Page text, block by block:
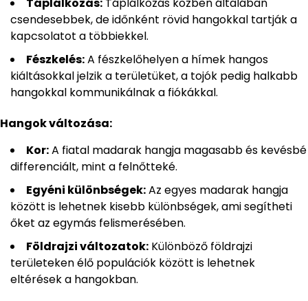
csendesebbek, de időnként rövid hangokkal tartják a
kapcsolatot a többiekkel.
Fészkelés:A fészkelőhelyen a hímek hangos
kiáltásokkal jelzik a területüket, a tojók pedig halkabb
hangokkal kommunikálnak a fiókákkal.
Hangok változása:
Kor:A fiatal madarak hangja magasabb és kevésbé
differenciált, mint a felnőtteké.
Egyéni különbségek:Az egyes madarak hangja
között is lehetnek kisebb különbségek, ami segítheti
őket az egymás felismerésében.
Földrajzi változatok: Különböző földrajzi
területeken élő populációk között is lehetnek
eltérések a hangokban.